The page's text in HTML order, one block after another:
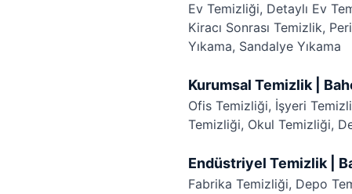
Ev Temizliği, Detaylı Ev
Kiracı Sonrası Temizlik,
Yıkama, Sandalye Yıkama
Kurumsal Temizlik |
Ofis Temizliği, İşyeri
Temizliği, Okul Temizliği,
Endüstriyel Temizlik |
Fabrika Temizliği, Depo